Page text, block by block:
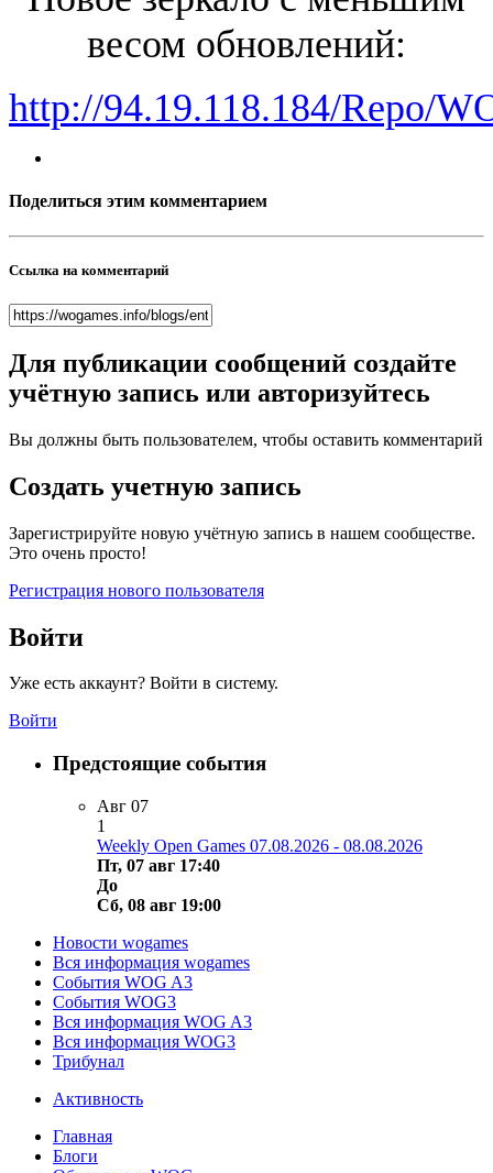
весом обновлений:
http://94.19.118.184/Repo/
Поделиться этим комментарием
Ссылка на комментарий
Для публикации сообщений создайте
учётную запись или авторизуйтесь
Вы должны быть пользователем, чтобы оставить комментарий
Создать учетную запись
Зарегистрируйте новую учётную запись в нашем сообществе.
Это очень просто!
Регистрация нового пользователя
Войти
Уже есть аккаунт? Войти в систему.
Войти
Предстоящие события
Авг 07
1
Weekly Open Games 07.08.2026 - 08.08.2026
Пт, 07 авг 17:40
До
Сб, 08 авг 19:00
Новости wogames
Вся информация wogames
События WOG A3
События WOG3
Вся информация WOG A3
Вся информация WOG3
Трибунал
Активность
Главная
Блоги